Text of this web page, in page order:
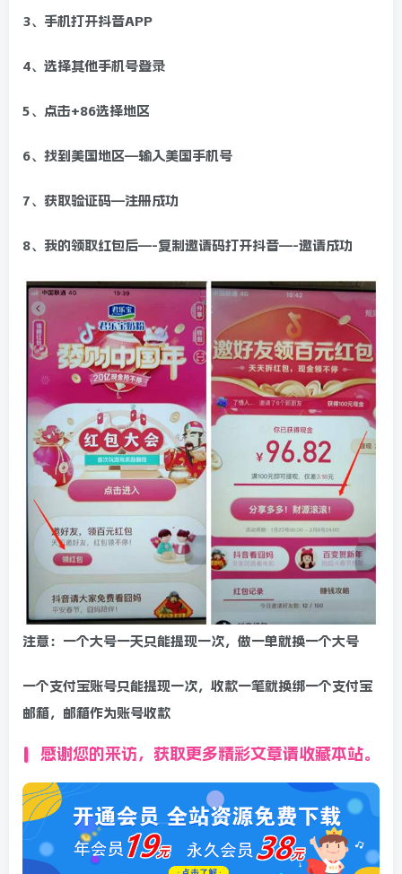
3、手机打开抖音APP
4、选择其他手机号登录
5、点击+86选择地区
6、找到美国地区—输入美国手机号
7、获取验证码—注册成功
8、我的领取红包后—-复制邀请码打开抖音—-邀请成功
注意：一个大号一天只能提现一次，做一单就换一个大号
一个支付宝账号只能提现一次，收款一笔就换绑一个支付宝
邮箱，邮箱作为账号收款
感谢您的来访，获取更多精彩文章请收藏本站。